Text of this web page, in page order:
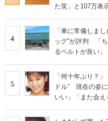
た笑」と107万表
4
「車に常備しま
ッグ”が評判 「
るベルトが良い」
5
「何十年ぶり？
ドル” 現在の姿
いい」「また会え